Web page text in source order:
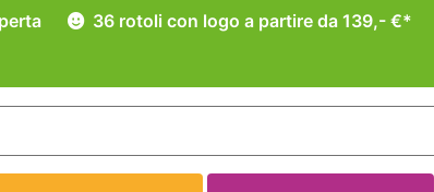
36 rotoli con logo a partire da 139,- €*